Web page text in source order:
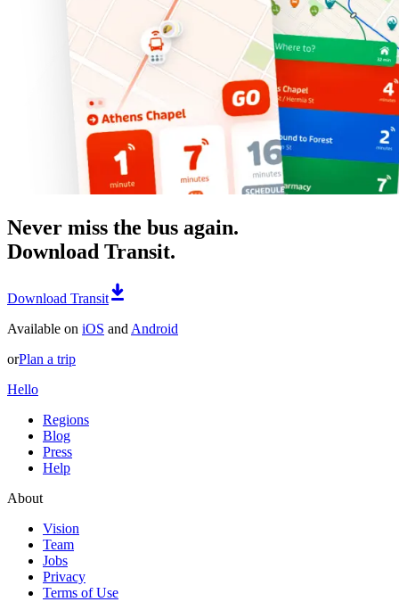
Never miss the bus again.
Download Transit.
Download Transit
Available on iOS and Android
orPlan a trip
Hello
Regions
Blog
Press
Help
About
Vision
Team
Jobs
Privacy
Terms of Use